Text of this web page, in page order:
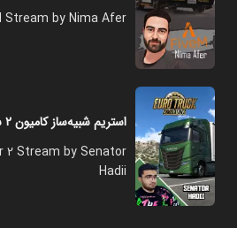
Stream by Nima Afer
استریم شبیه‌ساز کامیون ۲ سری دوم - سناتور هادی
2 Stream by Senator
Hadii